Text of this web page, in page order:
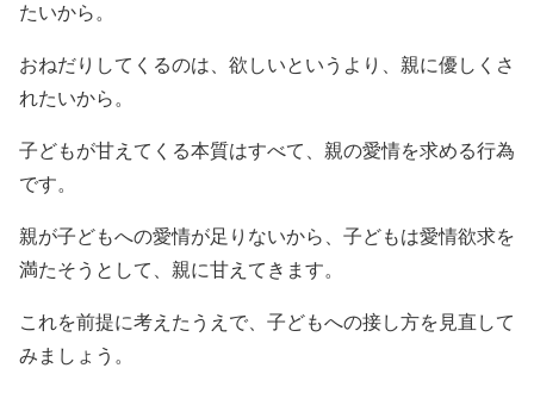
たいから。
おねだりしてくるのは、欲しいというより、親に優しくさ
れたいから。
子どもが甘えてくる本質はすべて、親の愛情を求める行為
です。
親が子どもへの愛情が足りないから、子どもは愛情欲求を
満たそうとして、親に甘えてきます。
これを前提に考えたうえで、子どもへの接し方を見直して
みましょう。